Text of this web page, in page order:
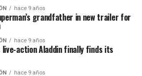
hace 9 años
grandfather in new trailer for
hace 9 años
live-action Aladdin finally finds its
hace 9 años